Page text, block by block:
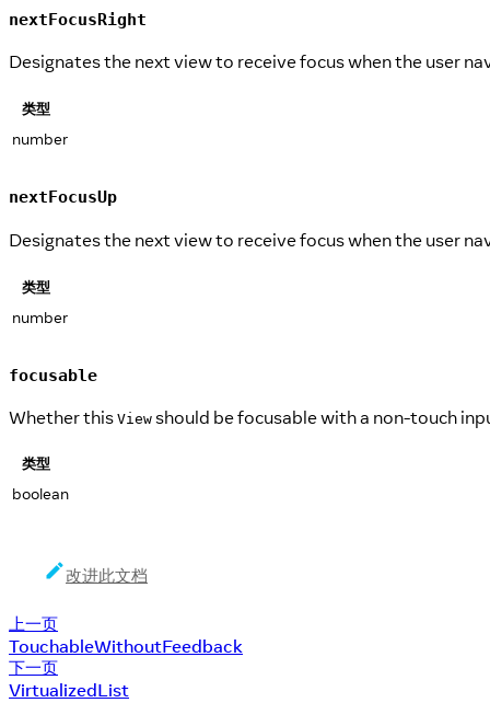
nextFocusRight
Designates the next view to receive focus when the user
类型
number
nextFocusUp
Designates the next view to receive focus when the user
类型
number
focusable
Whether this View should be focusable with a non-touch
类型
boolean
改进此文档
上一页
TouchableWithoutFeedback
下一页
VirtualizedList